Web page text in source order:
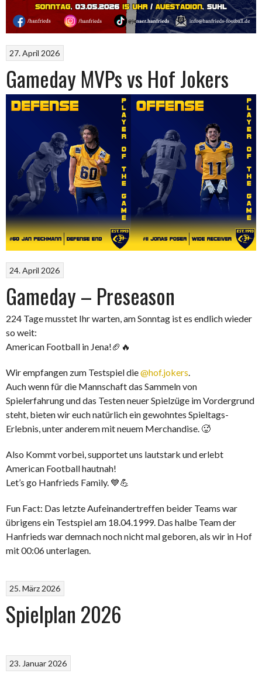
27. April 2026
Gameday MVPs vs Hof Jokers
24. April 2026
Gameday – Preseason
224 Tage musstet Ihr warten, am Sonntag ist es endlich wieder
so weit:
American Football in Jena!🏈🔥
Wir empfangen zum Testspiel die@hof.jokers
Auch wenn für die Mannschaft das Sammeln von
Spielerfahrung und das Testen neuer Spielzüge im Vordergrund
steht, bieten wir euch natürlich ein gewohntes Spieltags-
Erlebnis, unter anderem mit neuem Merchandise. 🥵
Also Kommt vorbei, supportet uns lautstark und erlebt
American Football hautnah!
Let’s go Hanfrieds Family. 💙💪
Fun Fact: Das letzte Aufeinandertreffen beider Teams war
übrigens ein Testspiel am 18.04.1999. Das halbe Team der
Hanfrieds war demnach noch nicht mal geboren, als wir in Hof
mit 00:06 unterlagen.
25. März 2026
Spielplan 2026
23. Januar 2026